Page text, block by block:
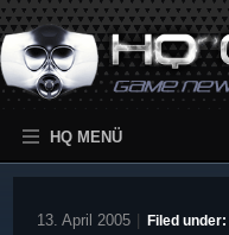
HQ MENÜ
13. April 2005 Filed under: